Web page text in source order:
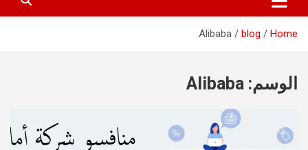
Home
blog
Alibaba
الوسم: Alibaba